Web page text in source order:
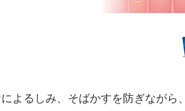
よるしみ、そばかすを防ぎながら